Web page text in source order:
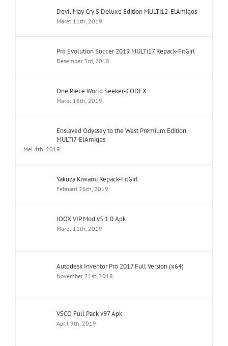
Devil May Cry 5 Deluxe Edition MULTi12-ElAmigos
Maret 11th, 2019
Pro Evolution Soccer 2019 MULTi17 Repack-FitGirl
Desember 3rd, 2018
One Piece World Seeker-CODEX
Maret 16th, 2019
Enslaved Odyssey to the West Premium Edition
MULTi7-ElAmigos
Mei 4th, 2019
Yakuza Kiwami Repack-FitGirl
Februari 26th, 2019
JOOX VIP Mod v5.1.0 Apk
Maret 11th, 2019
Autodesk Inventor Pro 2017 Full Version (x64)
November 21st, 2018
VSCO Full Pack v97 Apk
April 9th, 2019